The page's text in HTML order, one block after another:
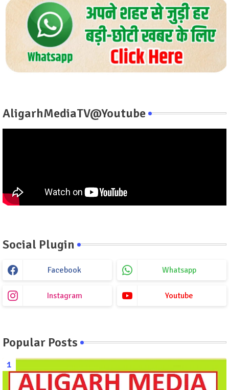
AligarhMediaTV@Youtube
Social Plugin
Facebook Whatsapp
Instagram Youtube
Popular Posts